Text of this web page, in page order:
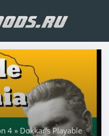
4» Dokkar's Playable